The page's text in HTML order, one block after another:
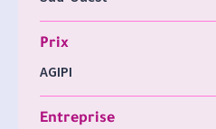
Prix
AGIPI
Entreprise